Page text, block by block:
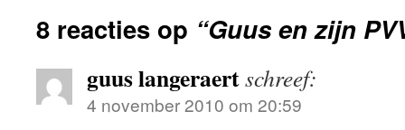
8 reacties op “Guus en zijn
guus langeraertschreef:
4 november 2010 om 20:59